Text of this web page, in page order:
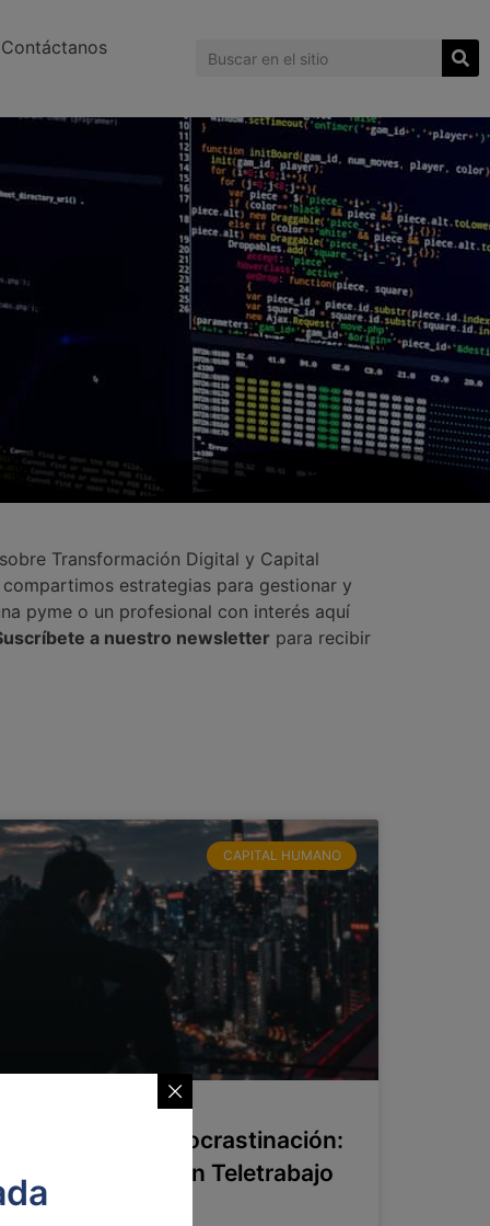
Contáctanos
Transformación Digital y Capital
estrategias para gestionar y
pyme o un profesional con interés aquí
a nuestro newsletter para recibir
CAPITAL HUMANO
Conquista la Procrastinación:
Secretos para un Teletrabajo
Eficiente.